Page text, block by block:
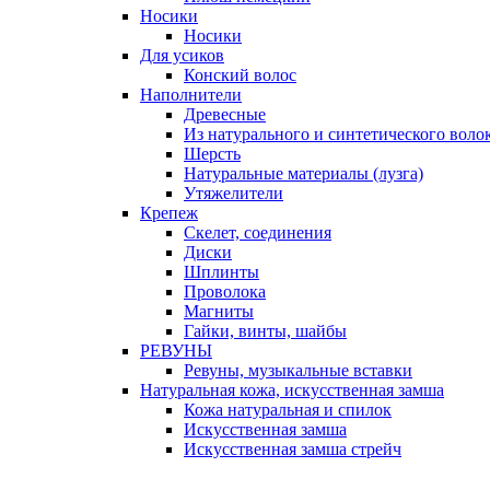
Носики
Носики
Для усиков
Конский волос
Наполнители
Древесные
Из натурального и синтетического
Шерсть
Натуральные материалы (лузга)
Утяжелители
Крепеж
Скелет, соединения
Диски
Шплинты
Проволока
Магниты
Гайки, винты, шайбы
РЕВУНЫ
Ревуны, музыкальные вставки
Натуральная кожа, искусственная замша
Кожа натуральная и спилок
Искусственная замша
Искусственная замша стрейч